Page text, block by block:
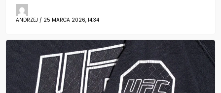
ANDRZEJ / 25 MARCA 2026, 14:34